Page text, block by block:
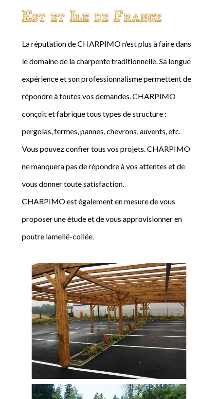
Est et Ile de France
La réputation de CHARPIMO n’est plus à faire dans
le domaine de la charpente traditionnelle. Sa longue
expérience et son professionnalisme permettent de
répondre à toutes vos demandes. CHARPIMO
conçoit et fabrique tous types de structure :
pergolas, fermes, pannes, chevrons, auvents, etc.
Vous pouvez confier tous vos projets. CHARPIMO
ne manquera pas de répondre à vos attentes et de
vous donner toute satisfaction.
CHARPIMO est également en mesure de vous
proposer une étude et de vous approvisionner en
poutre lamellé-collée.